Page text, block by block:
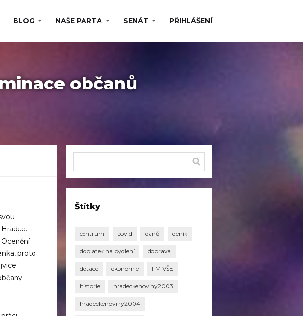
BLOG NAŠE PARTA SENÁT PŘIHLÁŠENÍ
občanů
proto
Štítky
centrum covid daně deník
doplatek na bydlení doprava
dotace ekonomie FM VŠE
historie hradeckenoviny2003
hradeckenoviny2004